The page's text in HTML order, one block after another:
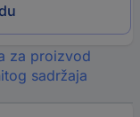
za proizvod
sadržaja